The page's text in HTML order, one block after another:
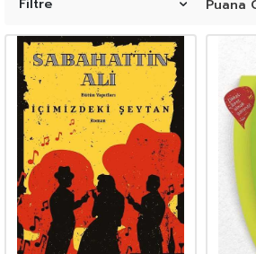
Filtre